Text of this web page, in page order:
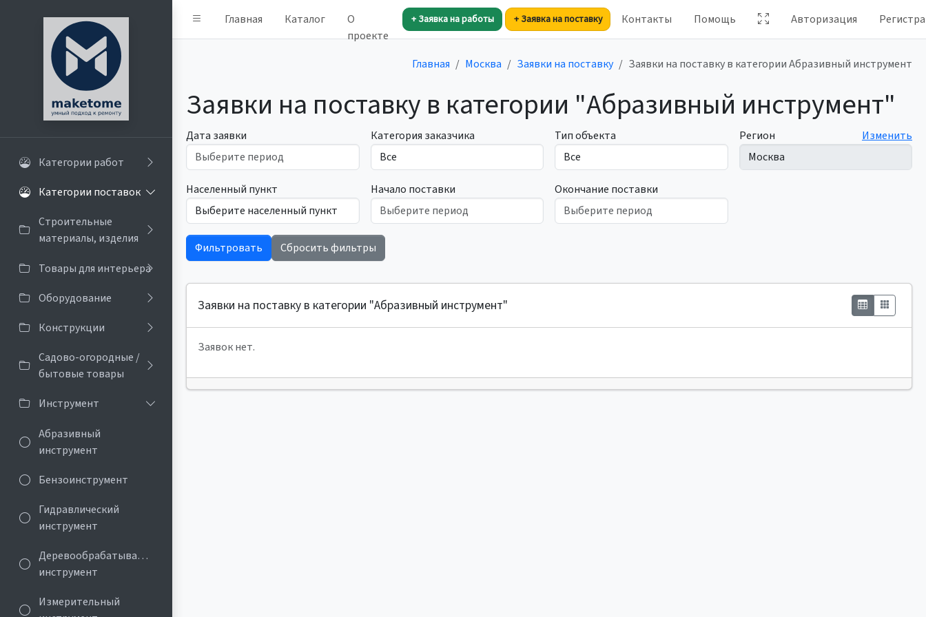
Главная Каталог
О
проекте
+ Заявка на работы + Заявка на поставку Контакты Помощь Авторизация
Категории работ
Категории поставок
Строительные
материалы, изделия
Товары для интерьера
Оборудование
Конструкции
Садово-огородные /
бытовые товары
Инструмент
Абразивный
инструмент
Бензоинструмент
Гидравлический
инструмент
Деревообрабатывающий
инструмент
Измерительный
Главная Москва Заявки на поставку Заявки на поставку в категории Абразивный инструмент
Заявки на поставку в категории "Абразивный инструмент"
Дата заявки Категория заказчика Тип объекта Регион Изменить
Населенный пункт Начало поставки Окончание поставки
Фильтровать Сбросить фильтры
Заявки на поставку в категории "Абразивный инструмент"
Заявок нет.